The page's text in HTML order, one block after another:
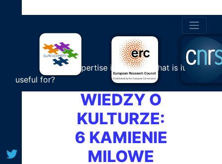
Cultural Expertise in Europe: What is it
useful for?
PUBLICZNA
NA RZECZ
EKSPERCKIEJ
WIEDZY O
KULTURZE:
6 KAMIENIE
MILOWE